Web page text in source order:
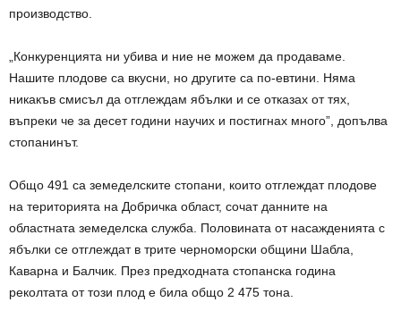
производство.
„Конкуренцията ни убива и ние не можем да продаваме.
Нашите плодове са вкусни, но другите са по-евтини. Няма
никакъв смисъл да отглеждам ябълки и се отказах от тях,
въпреки че за десет години научих и постигнах много”, допълва
стопанинът.
Общо 491 са земеделските стопани, които отглеждат плодове
на територията на Добричка област, сочат данните на
областната земеделска служба. Половината от насажденията с
ябълки се отглеждат в трите черноморски общини Шабла,
Каварна и Балчик. През предходната стопанска година
реколтата от този плод е била общо 2 475 тона.